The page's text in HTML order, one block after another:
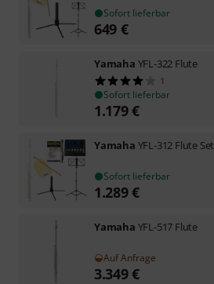
Sofort lieferbar
649 €
Yamaha YFL-322 Flute
1
Sofort lieferbar
1.179€
Yamaha YFL-312 Flute Set
Sofort lieferbar
1.289€
Yamaha YFL-517 Flute
Auf Anfrage
3.349€